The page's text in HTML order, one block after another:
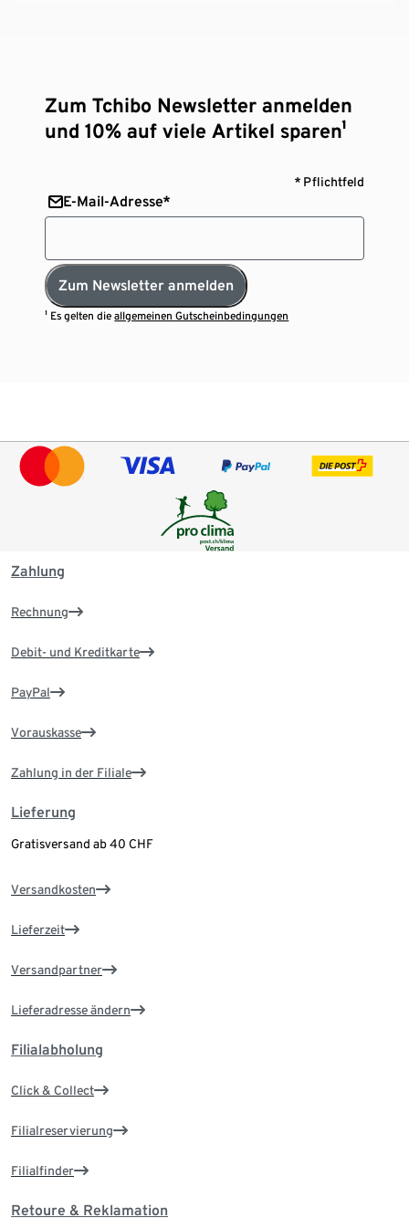
Zum Tchibo Newsletter anmelden
und 10% auf viele Artikel sparen¹
* Pflichtfeld
E-Mail-Adresse*
Zum Newsletter anmelden
¹ Es gelten dieallgemeinen Gutscheinbedingungen
Zahlung
Rechnung
Debit- und Kreditkarte
PayPal
Vorauskasse
Zahlung in der Filiale
Lieferung
Gratisversand ab 40 CHF
Versandkosten
Lieferzeit
Versandpartner
Lieferadresse ändern
Filialabholung
Click & Collect
Filialreservierung
Filialfinder
Retoure & Reklamation